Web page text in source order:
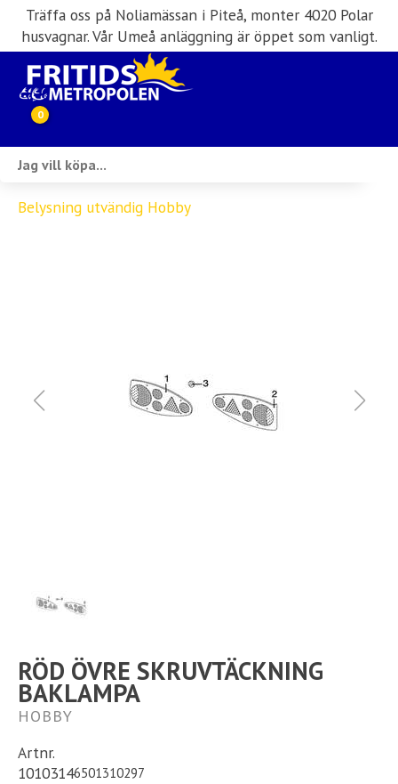
Träffa oss på Noliamässan i Piteå, monter 4020 Polar
husvagnar. Vår Umeå anläggning är öppet som vanligt.
0
Verkstad
Belysning utvändig Hobby
RÖD ÖVRE SKRUVTÄCKNING
BAKLAMPA
HOBBY
Artnr.
10103146501310297